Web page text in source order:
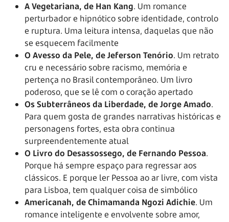
A Vegetariana, de Han Kang. Um romance
perturbador e hipnótico sobre identidade, controlo
e ruptura. Uma leitura intensa, daquelas que não
se esquecem facilmente
O Avesso da Pele, de Jeferson Tenório. Um retrato
cru e necessário sobre racismo, memória e
pertença no Brasil contemporâneo. Um livro
poderoso, que se lê com o coração apertado
Os Subterrâneos da Liberdade, de Jorge Amado.
Para quem gosta de grandes narrativas históricas e
personagens fortes, esta obra continua
surpreendentemente atual
O Livro do Desassossego, de Fernando Pessoa.
Porque há sempre espaço para regressar aos
clássicos. E porque ler Pessoa ao ar livre, com vista
para Lisboa, tem qualquer coisa de simbólico
Americanah, de Chimamanda Ngozi Adichie. Um
romance inteligente e envolvente sobre amor,